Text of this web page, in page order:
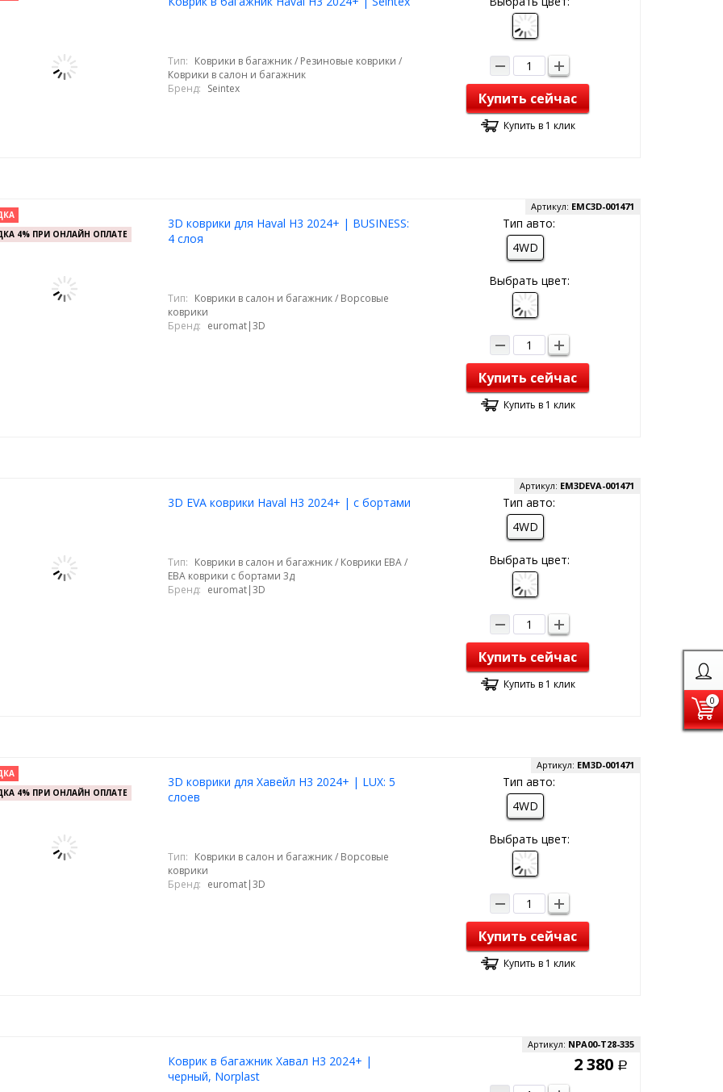
0
Тип: Коврики в багажник / Резиновые коврики /
Коврики в салон и багажник
Бренд: Seintex
Купить сейчас
Купить в 1 клик
4% ПРИ ОНЛАЙН ОПЛАТЕ
3D коврики для Haval H3 2024+ | BUSINESS:
4 слоя
Артикул: EMC3D-001471
Тип: Коврики в салон и багажник / Ворсовые
коврики
Бренд: euromat|3D
Тип авто:
4WD
Выбрать цвет:
Купить сейчас
Купить в 1 клик
3D EVA коврики Haval H3 2024+ | с бортами
Артикул: EM3DEVA-001471
Тип: Коврики в салон и багажник / Коврики ЕВА /
ЕВА коврики с бортами 3д
Бренд: euromat|3D
Тип авто:
4WD
Выбрать цвет:
Купить сейчас
Купить в 1 клик
4% ПРИ ОНЛАЙН ОПЛАТЕ
3D коврики для Хавейл Н3 2024+ | LUX: 5
слоев
Артикул: EM3D-001471
Тип: Коврики в салон и багажник / Ворсовые
коврики
Бренд: euromat|3D
Тип авто:
4WD
Выбрать цвет:
Купить сейчас
Купить в 1 клик
Коврик в багажник Хавал Н3 2024+ |
черный, Norplast
Артикул: NPA00-T28-335
2 380 Р